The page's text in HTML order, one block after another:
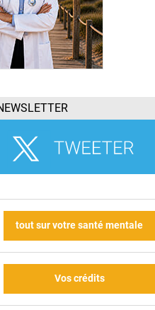
tout sur votre santé mentale
Vos crédits